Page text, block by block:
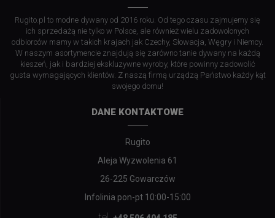
Rugito.pl to modne dywany od 2016 roku. Od tego czasu zajmujemy się
ich sprzedażą nie tylko w Polsce, ale również wielu zadowolonych
odbiorców mamy w takich krajach jak Czechy, Słowacja, Węgry i Niemcy.
W naszym asortymencie znajdują się zarówno tanie dywany na każdą
kieszeń, jak i bardziej ekskluzywne wyroby, które powinny zadowolić
gusta wymagających klientów. Z naszą firmą urządzą Państwo każdy kąt
swojego domu!
DANE KONTAKTOWE
Rugito
Aleja Wyzwolenia 61
26-225 Gowarczów
Infolinia pon-pt 10:00-15:00